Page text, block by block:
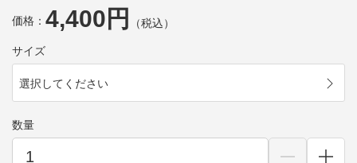
価格： 4,400円 （税込）
サイズ
選択してください
数量